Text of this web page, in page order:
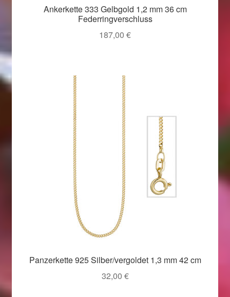
Ankerkette 333 Gelbgold 1,2 mm 36 cm
Federringverschluss
187,00 €
Panzerkette 925 Silber/vergoldet 1,3 mm 42 cm
32,00 €